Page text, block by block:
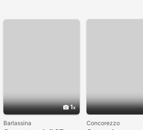
1
Barlassina Concorezzo